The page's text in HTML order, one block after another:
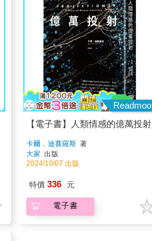
Readmoo
【電子書】人類情感的億萬投射
卡爾．迪賽羅斯著
大家 出版
2024/10/07 出版
特價 336 元
電子書